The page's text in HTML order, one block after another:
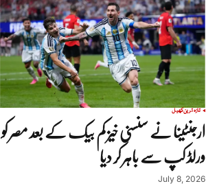
تازہ ترینکھیل
ارجنٹینا نے سنسنی خیز کم بیک کے بعد مصر کو
ورلڈ کپ سے باہر کر دیا
July 8, 2026